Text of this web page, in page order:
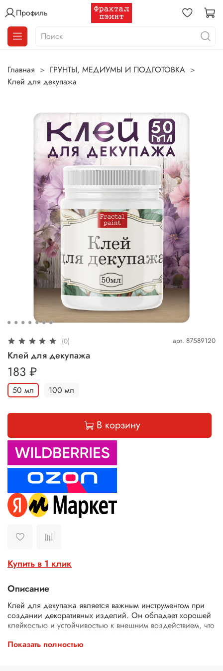
Профиль
Главная
ГРУНТЫ, МЕДИУМЫ И ПОДГОТОВКА
Клей для декупажа
(0) арт. 87589120
Клей для декупажа
183 ₽
50 мл 100 мл
В корзину
Купить в 1 клик
Описание
Клей для декупажа является важным инструментом при
создании декоративных изделий. Он обладает хорошей
клейкостью и устойчивостью к внешним воздействием, что
результата. Клей для декупажа используется для
Показать полностью